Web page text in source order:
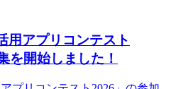
用アプリコンテスト
を開始しました！